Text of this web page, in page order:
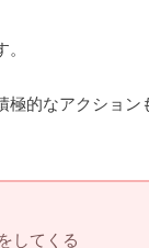
極的なアクション
してくる